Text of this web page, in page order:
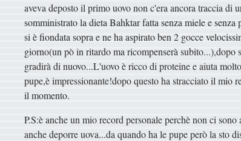
aveva deposto il primo uovo non c'era ancora traccia di
somministrato la dieta Bahktar fatta senza miele e
si è fiondata sopra e ne ha aspirato ben 2 gocce
giorno(un pò in ritardo ma ricompenserà subito...),dopo
gradirà di nuovo...L'uovo è ricco di proteine e aiuta
pupe,è impressionante!dopo questo ha stracciato il mio
il momento.
P.S:è anche un mio record personale perchè non ci
anche deporre uova...da quando ha le pupe però la sto